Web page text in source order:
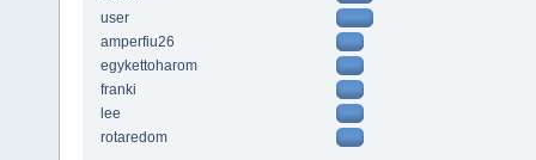
user
amperfiu26
egykettoharom
franki
lee
rotaredom